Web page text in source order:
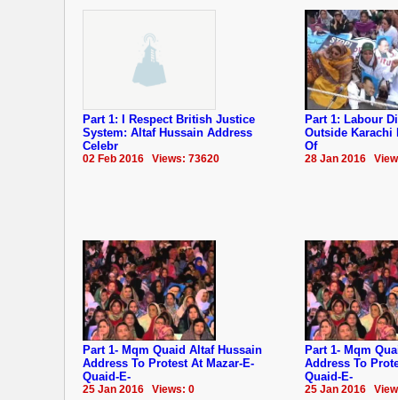
Part 1: I Respect British Justice
System: Altaf Hussain Address
Celebr
02 Feb 2016 Views: 73620
Part 1: Labour
Outside Karachi
Of
28 Jan 2016
Part 1- Mqm Quaid Altaf Hussain
Address To Protest At Mazar-E-
Quaid-E-
25 Jan 2016 Views: 0
Part 1- Mqm
Address To
Quaid-E-
25 Jan 2016